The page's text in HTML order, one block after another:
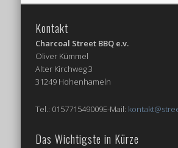
Kontakt
Charcoal Street BBQ e.v.
Oliver Kümmel
Alter Kirchweg 3
31249 Hohenhameln
Tel.: 015771549009E-Mail:
Das Wichtigste in Kürze